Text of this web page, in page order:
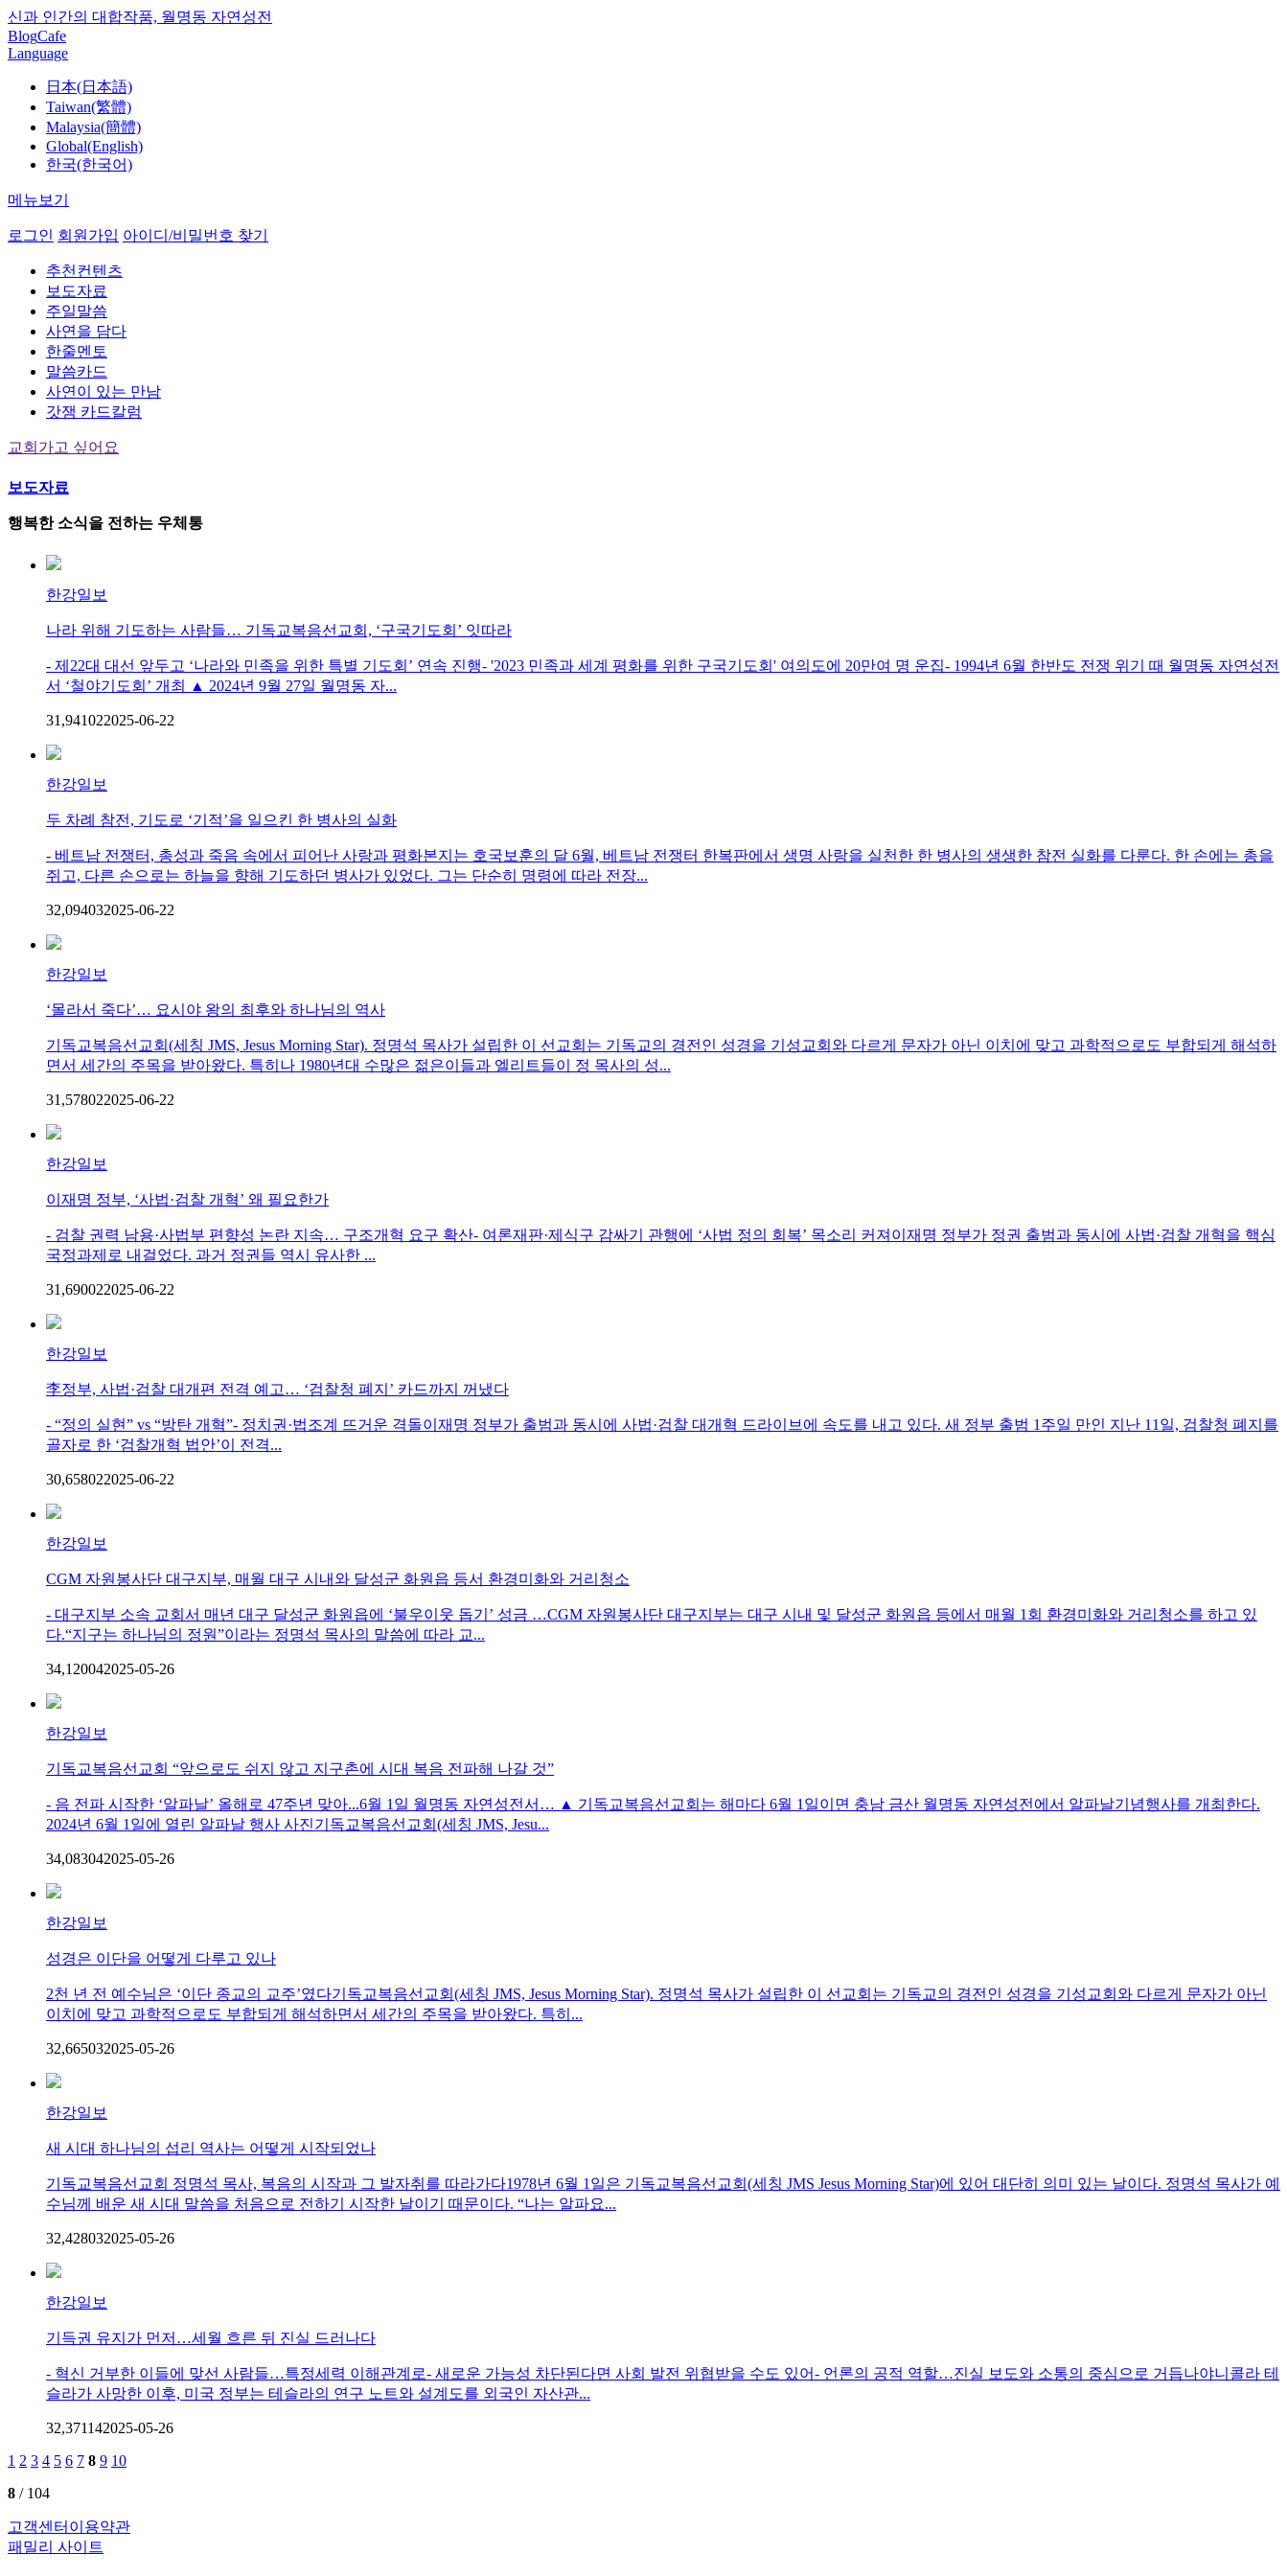
신과 인간의 대합작품, 월명동 자연성전
BlogCafe
Language
日本(日本語)
Taiwan(繁體)
Malaysia(簡體)
Global(English)
한국(한국어)
메뉴보기
로그인 회원가입 아이디/비밀번호 찾기
추천컨텐츠
보도자료
주일말씀
사연을 담다
한줄멘토
말씀카드
사연이 있는 만남
갓잼 카드칼럼
교회가고 싶어요
보도자료
행복한 소식을 전하는 우체통
한강일보
나라 위해 기도하는 사람들… 기독교복음선교회, ‘구국기도회’ 잇따라
- 제22대 대선 앞두고 ‘나라와 민족을 위한 특별 기도회’ 연속 진행- '2023 민족과 세계 평화를 위한 구국기도회' 여의도에 20만여 명 운집- 1994년 6월 한반도 전쟁 위기 때 월명동 자연성전
서 ‘철야기도회’ 개최 ▲ 2024년 9월 27일 월명동 자...
31,941022025-06-22
한강일보
두 차례 참전, 기도로 ‘기적’을 일으킨 한 병사의 실화
- 베트남 전쟁터, 총성과 죽음 속에서 피어난 사랑과 평화본지는 호국보훈의 달 6월, 베트남 전쟁터 한복판에서 생명 사랑을 실천한 한 병사의 생생한 참전 실화를 다룬다. 한 손에는 총을
쥐고, 다른 손으로는 하늘을 향해 기도하던 병사가 있었다. 그는 단순히 명령에 따라 전장...
32,094032025-06-22
한강일보
‘몰라서 죽다’… 요시야 왕의 최후와 하나님의 역사
기독교복음선교회(세칭 JMS, Jesus Morning Star). 정명석 목사가 설립한 이 선교회는 기독교의 경전인 성경을 기성교회와 다르게 문자가 아닌 이치에 맞고 과학적으로도 부합되게 해석하
면서 세간의 주목을 받아왔다. 특히나 1980년대 수많은 젊은이들과 엘리트들이 정 목사의 성...
31,578022025-06-22
한강일보
이재명 정부, ‘사법·검찰 개혁’ 왜 필요한가
- 검찰 권력 남용·사법부 편향성 논란 지속… 구조개혁 요구 확산- 여론재판·제식구 감싸기 관행에 ‘사법 정의 회복’ 목소리 커져이재명 정부가 정권 출범과 동시에 사법·검찰 개혁을 핵심
국정과제로 내걸었다. 과거 정권들 역시 유사한 ...
31,690022025-06-22
한강일보
李정부, 사법·검찰 대개편 전격 예고… ‘검찰청 폐지’ 카드까지 꺼냈다
- “정의 실현” vs “방탄 개혁”- 정치권·법조계 뜨거운 격돌이재명 정부가 출범과 동시에 사법·검찰 대개혁 드라이브에 속도를 내고 있다. 새 정부 출범 1주일 만인 지난 11일, 검찰청 폐지를
골자로 한 ‘검찰개혁 법안’이 전격...
30,658022025-06-22
한강일보
CGM 자원봉사단 대구지부, 매월 대구 시내와 달성군 화원읍 등서 환경미화와 거리청소
- 대구지부 소속 교회서 매년 대구 달성군 화원읍에 ‘불우이웃 돕기’ 성금 …CGM 자원봉사단 대구지부는 대구 시내 및 달성군 화원읍 등에서 매월 1회 환경미화와 거리청소를 하고 있
다.“지구는 하나님의 정원”이라는 정명석 목사의 말씀에 따라 교...
34,120042025-05-26
한강일보
기독교복음선교회 “앞으로도 쉬지 않고 지구촌에 시대 복음 전파해 나갈 것”
- 음 전파 시작한 ‘알파날’ 올해로 47주년 맞아...6월 1일 월명동 자연성전서… ▲ 기독교복음선교회는 해마다 6월 1일이면 충남 금산 월명동 자연성전에서 알파날기념행사를 개최한다.
2024년 6월 1일에 열린 알파날 행사 사진기독교복음선교회(세칭 JMS, Jesu...
34,083042025-05-26
한강일보
성경은 이단을 어떻게 다루고 있나
2천 년 전 예수님은 ‘이단 종교의 교주’였다기독교복음선교회(세칭 JMS, Jesus Morning Star). 정명석 목사가 설립한 이 선교회는 기독교의 경전인 성경을 기성교회와 다르게 문자가 아닌
이치에 맞고 과학적으로도 부합되게 해석하면서 세간의 주목을 받아왔다. 특히...
32,665032025-05-26
한강일보
새 시대 하나님의 섭리 역사는 어떻게 시작되었나
기독교복음선교회 정명석 목사, 복음의 시작과 그 발자취를 따라가다1978년 6월 1일은 기독교복음선교회(세칭 JMS Jesus Morning Star)에 있어 대단히 의미 있는 날이다. 정명석 목사가 예
수님께 배운 새 시대 말씀을 처음으로 전하기 시작한 날이기 때문이다. “나는 알파요...
32,428032025-05-26
한강일보
기득권 유지가 먼저…세월 흐른 뒤 진실 드러나다
- 혁신 거부한 이들에 맞선 사람들…특정세력 이해관계로- 새로운 가능성 차단된다면 사회 발전 위협받을 수도 있어- 언론의 공적 역할…진실 보도와 소통의 중심으로 거듭나야니콜라 테
슬라가 사망한 이후, 미국 정부는 테슬라의 연구 노트와 설계도를 외국인 자산관...
32,371142025-05-26
1 2 3 4 5 6 7 8 9 10
8 / 104
고객센터 이용약관
패밀리 사이트